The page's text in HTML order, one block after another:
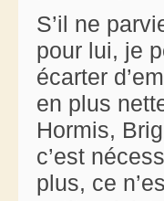
S’il ne
pour lui, je
écarter
en plus
Hormis,
c’est
plus, ce